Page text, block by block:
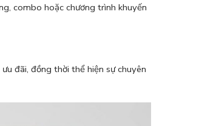
combo hoặc chương trình khuyến
đãi, đồng thời thể hiện sự chuyên